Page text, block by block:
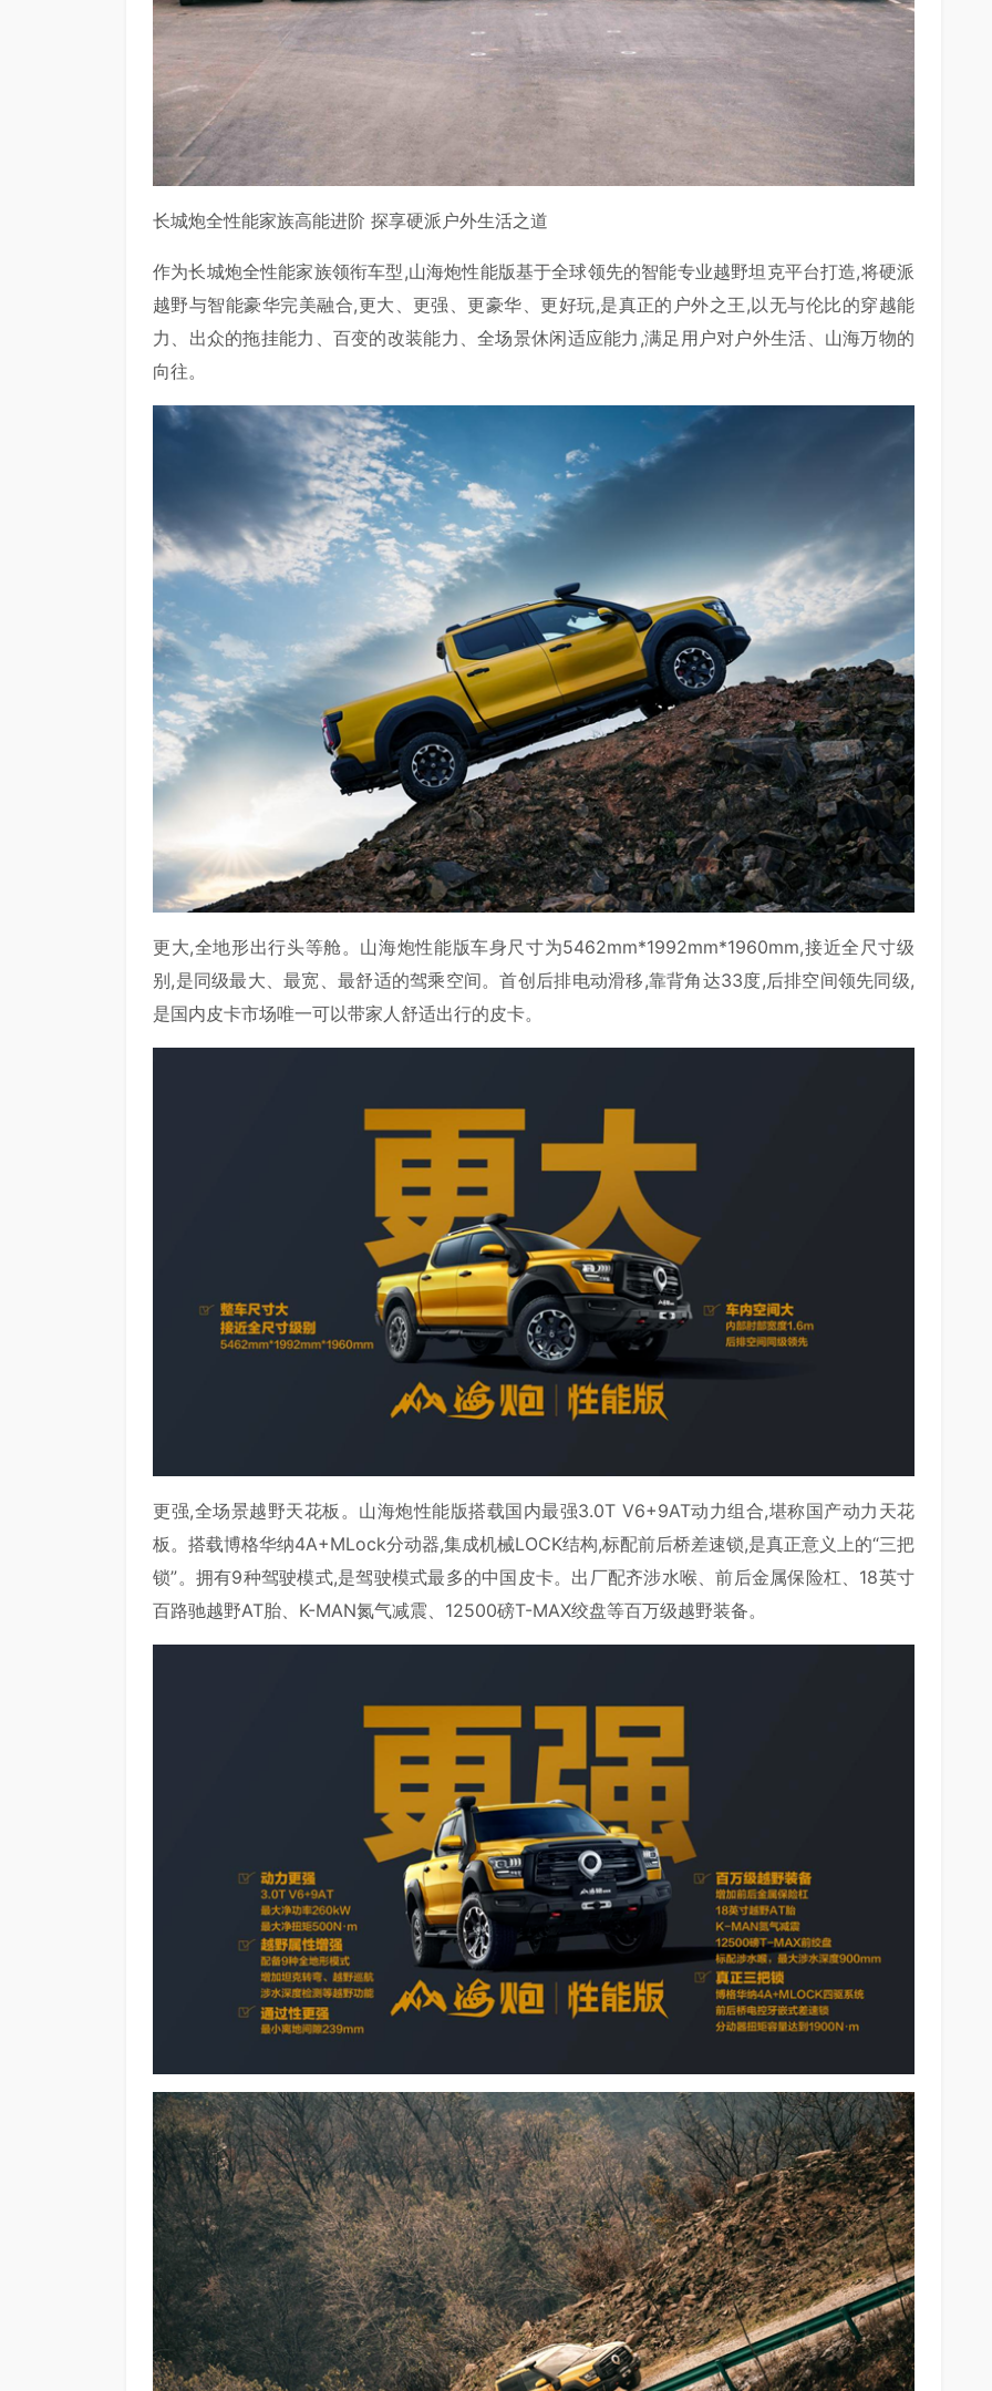
长城炮全性能家族高能进阶 探享硬派户外生活之道
作为长城炮全性能家族领衔车型,山海炮性能版基于全球领先的智能专业越野坦克平台打造,将硬派
越野与智能豪华完美融合,更大、更强、更豪华、更好玩,是真正的户外之王,以无与伦比的穿越能
力、出众的拖挂能力、百变的改装能力、全场景休闲适应能力,满足用户对户外生活、山海万物的
向往。
更大,全地形出行头等舱。山海炮性能版车身尺寸为5462mm*1992mm*1960mm,接近全尺寸级
别,是同级最大、最宽、最舒适的驾乘空间。首创后排电动滑移,靠背角达33度,后排空间领先同级,
是国内皮卡市场唯一可以带家人舒适出行的皮卡。
更强,全场景越野天花板。山海炮性能版搭载国内最强3.0T V6+9AT动力组合,堪称国产动力天花
板。搭载博格华纳4A+MLock分动器,集成机械LOCK结构,标配前后桥差速锁,是真正意义上的“三把
锁”。拥有9种驾驶模式,是驾驶模式最多的中国皮卡。出厂配齐涉水喉、前后金属保险杠、18英寸
百路驰越野AT胎、K-MAN氮气减震、12500磅T-MAX绞盘等百万级越野装备。